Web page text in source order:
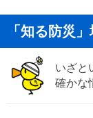
「知る防災
いざと
確かな